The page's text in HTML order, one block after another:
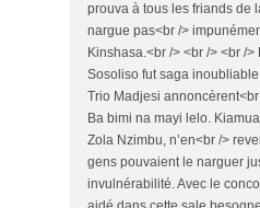
prouva à tous les friands de
nargue pas<br />
Kinshasa.<br /> <br /> <br /
Sosoliso fut saga
Trio Madjesi
Ba bimi na mayi lelo.
Zola Nzimbu, n’en<br />
gens pouvaient le narguer
invulnérabilité. Avec le